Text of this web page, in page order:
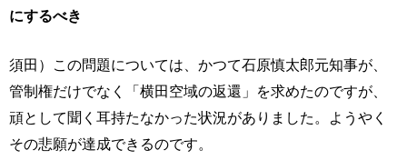
にするべき
須田）この問題については、かつて石原慎太郎元知事が、
管制権だけでなく「横田空域の返還」を求めたのですが、
頑として聞く耳持たなかった状況がありました。ようやく
その悲願が達成できるのです。